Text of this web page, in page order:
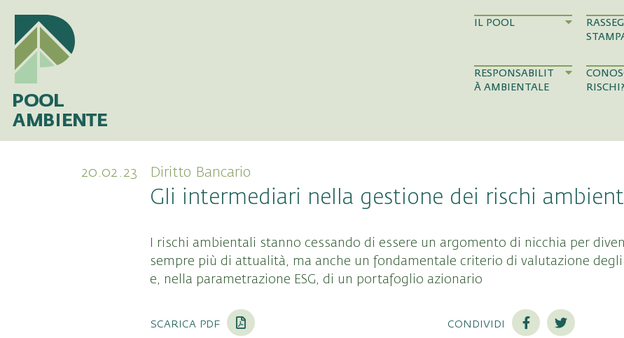
IL POOL
RESPONSABILIT
À AMBIENTALE
RISCHI?
20.02.23 Diritto Bancario
Gli intermediari nella gestione dei rischi
I rischi ambientali stanno cessando di essere un argomento di nicchia per
sempre più di attualità, ma anche un fondamentale criterio di valutazione degli
e, nella parametrazione ESG, di un portafoglio azionario
scarica pdf condividi